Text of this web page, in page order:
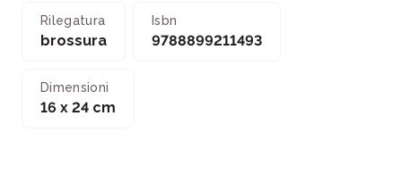
Rilegatura
brossura
Isbn
9788899211493
Dimensioni
16 x 24 cm